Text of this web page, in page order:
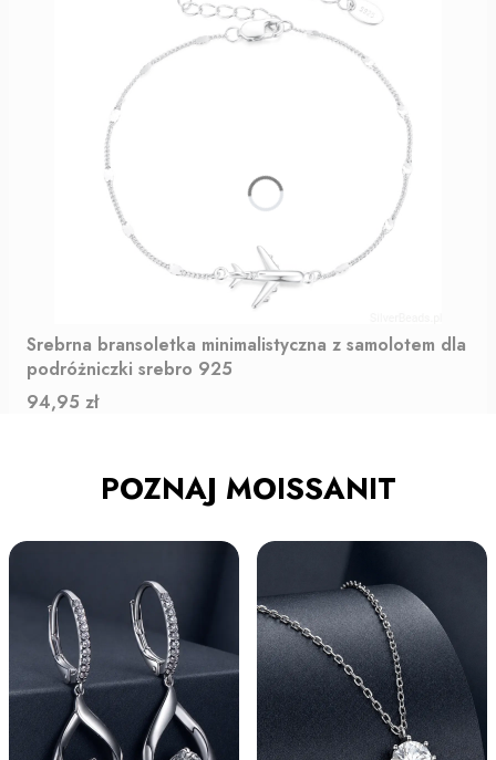
Srebrna bransoletka minimalistyczna z samolotem dla
podróżniczki srebro 925
Cena
94,95 zł
POZNAJ MOISSANIT